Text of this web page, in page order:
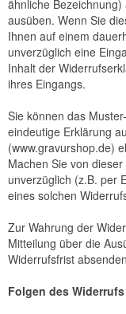
ähnliche
ausüben. Wenn Sie
Ihnen auf einem
unverzüglich eine
Inhalt der
ihres Eingangs.
Sie können das
eindeutige Erklärung
(www.gravurshop.de)
Machen Sie von
unverzüglich (z.B. per
eines solchen
Zur Wahrung der
Mitteilung über die
Widerrufsfrist
Folgen des Widerrufs